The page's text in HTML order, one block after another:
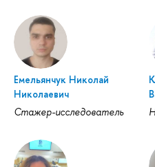
Емельянчук Николай
Николаевич
Стажер-исследователь